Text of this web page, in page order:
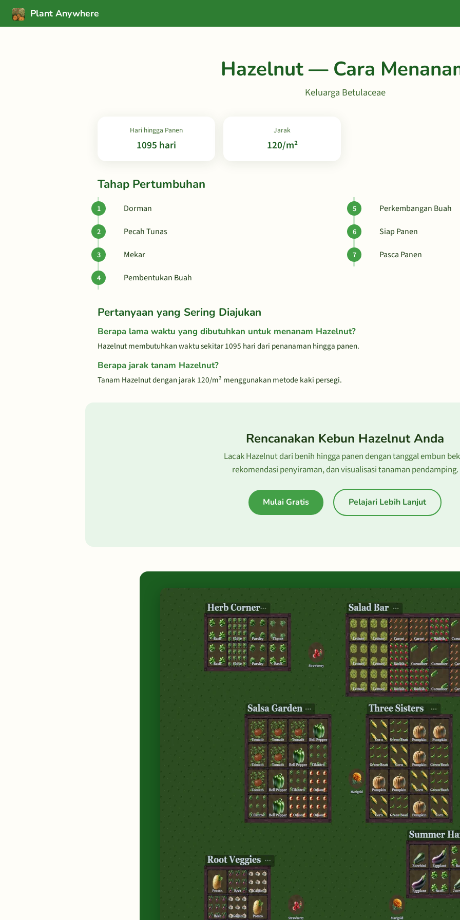
Plant Anywhere
Hazelnut — Cara
Keluarga Betulaceae
Hari hingga Panen
1095 hari
Jarak
120/m²
Tahap Pertumbuhan
Dorman
Pecah Tunas
Mekar
Pembentukan Buah
Perkembangan Buah
Siap Panen
Pasca Panen
Pertanyaan yang Sering Diajukan
Berapa lama waktu yang dibutuhkan untuk menanam Hazelnut?
Hazelnut membutuhkan waktu sekitar 1095 hari dari penanaman hingga panen.
Berapa jarak tanam Hazelnut?
Tanam Hazelnut dengan jarak 120/m² menggunakan metode kaki persegi.
Rencanakan Kebun Hazelnut Anda
Lacak Hazelnut dari benih hingga panen dengan tanggal embun
rekomendasi penyiraman, dan visualisasi tanaman pendamping.
Mulai Gratis Pelajari Lebih Lanjut